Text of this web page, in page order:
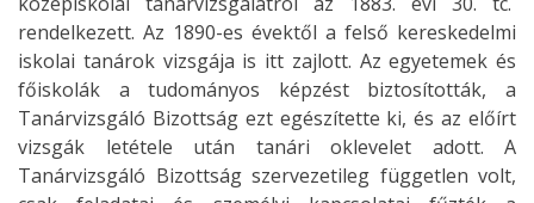
rendelkezett. Az 1890-es évektől a felső kereskedelmi
iskolai tanárok vizsgája is itt zajlott. Az egyetemek és
főiskolák a tudományos képzést biztosították, a
Tanárvizsgáló Bizottság ezt egészítette ki, és az előírt
vizsgák letétele után tanári oklevelet adott. A
Tanárvizsgáló Bizottság szervezetileg független volt,